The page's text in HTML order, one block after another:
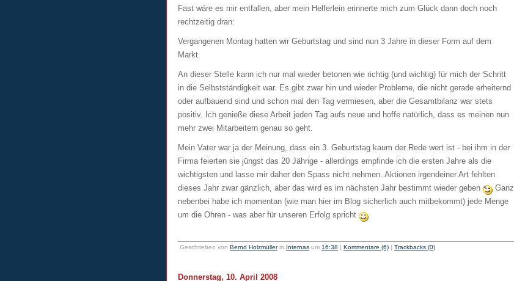
Fast wäre es mir entfallen, aber mein Helferlein erinnerte mich zum Glück dann doch noch
rechtzeitig dran:
Vergangenen Montag hatten wir Geburtstag und sind nun 3 Jahre in dieser Form auf dem
Markt.
An dieser Stelle kann ich nur mal wieder betonen wie richtig (und wichtig) für mich der Schritt
in die Selbstständigkeit war. Es gibt zwar hin und wieder Probleme, die nicht gerade erheiternd
oder aufbauend sind und schon mal den Tag vermiesen, aber die Gesamtbilanz war stets
positiv. Ich genieße diese Arbeit jeden Tag aufs neue und hoffe natürlich, dass es meinen nun
mehr zwei Mitarbeitern genau so geht.
Mein Vater war ja der Meinung, dass ein 3. Geburtstag kaum der Rede wert ist - bei ihm in der
Firma feierten sie jüngst das 20 Jährige - allerdings empfinde ich die ersten Jahre als die
wichtigsten und lasse mir daher den Spass nicht nehmen. Aktionen irgendeiner Art fehlten
dieses Jahr zwar gänzlich, aber das wird es im nächsten Jahr bestimmt wieder geben
Ganz
nebenbei habe ich momentan (wie man hier im Blog sicherlich auch mitbekommt) jede Menge
um die Ohren - was aber für unseren Erfolg spricht
Geschrieben von Bernd Holzmüllerin Internas um 16:38 | Kommentare (6) | Trackbacks (0)
Donnerstag, 10. April 2008